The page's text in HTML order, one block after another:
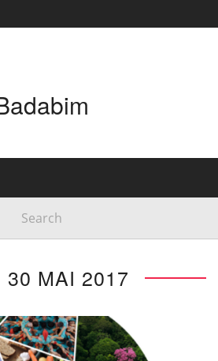
30 MAI 2017